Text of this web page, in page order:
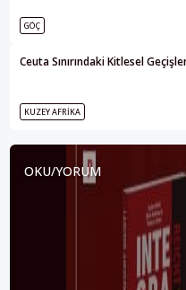
GÖÇ
Ceuta Sınırındaki Kitlesel
KUZEY AFRIKA
OKU/YORUM